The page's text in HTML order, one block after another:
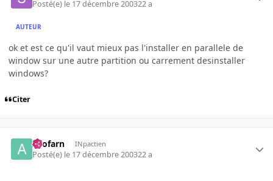
Posté(e) le 17 décembre 200322 a
AUTEUR
ok et est ce qu'il vaut mieux pas l'installer en parallele de
window sur une autre partition ou carrement desinstaller
windows?
Citer
Arofarn INpactien
Posté(e) le 17 décembre 200322 a